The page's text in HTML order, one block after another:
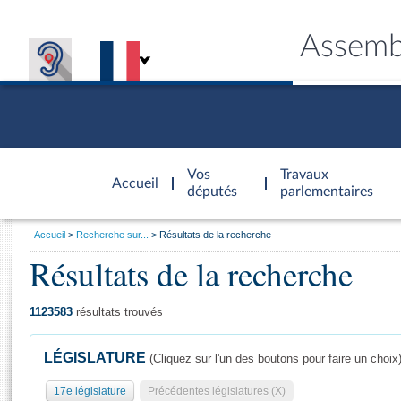
Accueil
d'accueil
Vos
députés
Travaux
parlementaires
Général
Vous
Accueil Recherche sur... Résultats de la recherche
Résultats de la recherche
1123583 résultats trouvés
LÉGISLATURE (Cliquez sur l'un des boutons pour faire un choix)
17e législature Précédentes législatures (X)